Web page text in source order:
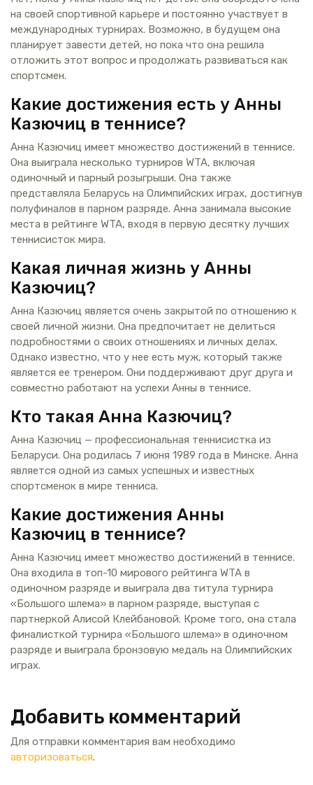
на своей спортивной карьере и постоянно участвует в
международных турнирах. Возможно, в будущем она
планирует завести детей, но пока что она решила
отложить этот вопрос и продолжать развиваться как
спортсмен.
Какие достижения есть у Анны
Казючиц в теннисе?
Анна Казючиц имеет множество достижений в теннисе.
Она выиграла несколько турниров WTA, включая
одиночный и парный розыгрыши. Она также
представляла Беларусь на Олимпийских играх, достигнув
полуфиналов в парном разряде. Анна занимала высокие
места в рейтинге WTA, входя в первую десятку лучших
теннисисток мира.
Какая личная жизнь у Анны
Казючиц?
Анна Казючиц является очень закрытой по отношению к
своей личной жизни. Она предпочитает не делиться
подробностями о своих отношениях и личных делах.
Однако известно, что у нее есть муж, который также
является ее тренером. Они поддерживают друг друга и
совместно работают на успехи Анны в теннисе.
Кто такая Анна Казючиц?
Анна Казючиц — профессиональная теннисистка из
Беларуси. Она родилась 7 июня 1989 года в Минске. Анна
является одной из самых успешных и известных
спортсменок в мире тенниса.
Какие достижения Анны
Казючиц в теннисе?
Анна Казючиц имеет множество достижений в теннисе.
Она входила в топ-10 мирового рейтинга WTA в
одиночном разряде и выиграла два титула турнира
«Большого шлема» в парном разряде, выступая с
партнеркой Алисой Клейбановой. Кроме того, она стала
финалисткой турнира «Большого шлема» в одиночном
разряде и выиграла бронзовую медаль на Олимпийских
играх.
Добавить комментарий
Для отправки комментария вам необходимо
авторизоваться.